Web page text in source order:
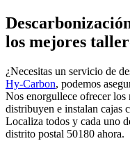
los mejores
¿Necesitas un servicio de
Hy-Carbon, podemos
Nos enorgullece ofrecer los
distribuyen e instalan cajas
Localiza todos y cada uno
distrito postal 50180 ahora.